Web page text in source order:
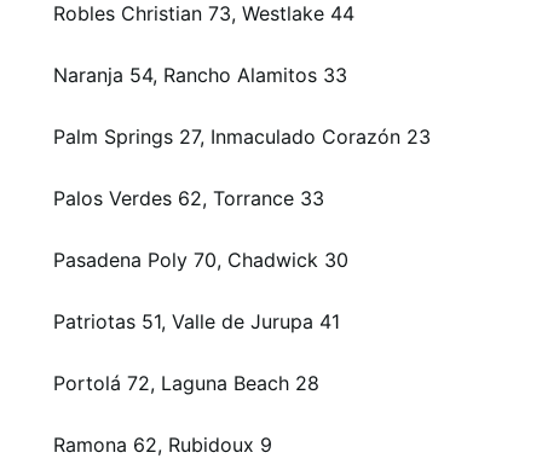
Robles Christian 73, Westlake 44
Naranja 54, Rancho Alamitos 33
Palm Springs 27, Inmaculado Corazón 23
Palos Verdes 62, Torrance 33
Pasadena Poly 70, Chadwick 30
Patriotas 51, Valle de Jurupa 41
Portolá 72, Laguna Beach 28
Ramona 62, Rubidoux 9